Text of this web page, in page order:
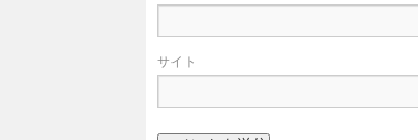
サイト